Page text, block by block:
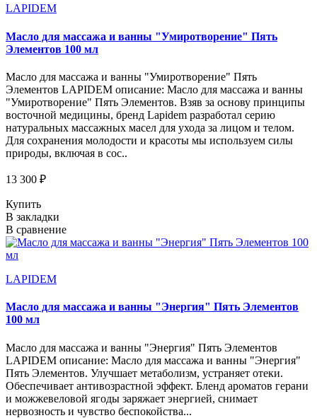
LAPIDEM
Масло для массажа и ванны "Умиротворение" Пять
Элементов 100 мл
Масло для массажа и ванны "Умиротворение" Пять
Элементов LAPIDEM описание: Масло для массажа и ванны
"Умиротворение" Пять Элементов. Взяв за основу принципы
восточной медицины, бренд Lapidem разработал серию
натуральных массажных масел для ухода за лицом и телом.
Для сохранения молодости и красоты мы используем силы
природы, включая в сос..
13 300 ₽
Купить
В закладки
В сравнение
LAPIDEM
Масло для массажа и ванны "Энергия" Пять Элементов
100 мл
Масло для массажа и ванны "Энергия" Пять Элементов
LAPIDEM описание: Масло для массажа и ванны "Энергия"
Пять Элементов. Улучшает метаболизм, устраняет отеки.
Обеспечивает антивозрастной эффект. Бленд ароматов герани
и можжевеловой ягоды заряжает энергией, снимает
нервозность и чувство беспокойства...